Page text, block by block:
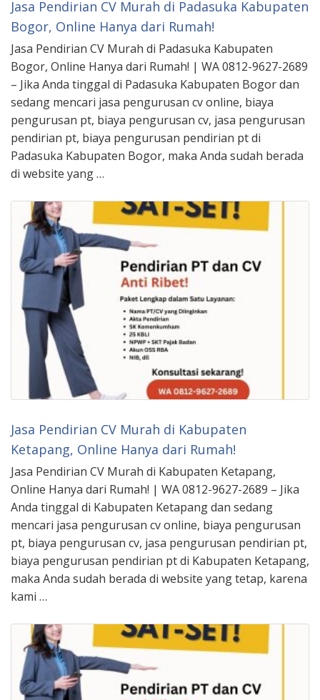
Jasa Pendirian CV Murah di Padasuka Kabupaten
Bogor, Online Hanya dari Rumah!
Jasa Pendirian CV Murah di Padasuka Kabupaten
Bogor, Online Hanya dari Rumah! | WA 0812-9627-2689
– Jika Anda tinggal di Padasuka Kabupaten Bogor dan
sedang mencari jasa pengurusan cv online, biaya
pengurusan pt, biaya pengurusan cv, jasa pengurusan
pendirian pt, biaya pengurusan pendirian pt di
Padasuka Kabupaten Bogor, maka Anda sudah berada
di website yang …
Jasa Pendirian CV Murah di Kabupaten
Ketapang, Online Hanya dari Rumah!
Jasa Pendirian CV Murah di Kabupaten Ketapang,
Online Hanya dari Rumah! | WA 0812-9627-2689 – Jika
Anda tinggal di Kabupaten Ketapang dan sedang
mencari jasa pengurusan cv online, biaya pengurusan
pt, biaya pengurusan cv, jasa pengurusan pendirian pt,
biaya pengurusan pendirian pt di Kabupaten Ketapang,
maka Anda sudah berada di website yang tetap, karena
kami …